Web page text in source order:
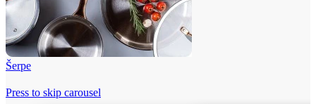
Šerpe
Press to skip carousel